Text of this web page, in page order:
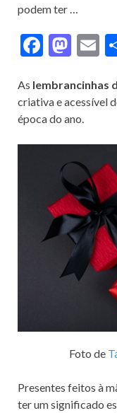
podem ter …
F
e
b
M
to
d
n
E
ai
l
As lembrancinhas
criativa e acessível
época do ano.
Foto de
Presentes feitos à
ter um significado